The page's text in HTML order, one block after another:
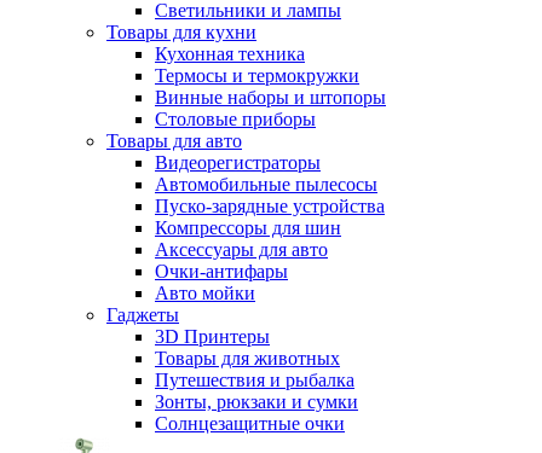
Светильники и лампы
Товары для кухни
Кухонная техника
Термосы и термокружки
Винные наборы и штопоры
Столовые приборы
Товары для авто
Видеорегистраторы
Автомобильные пылесосы
Пуско-зарядные устройства
Компрессоры для шин
Аксессуары для авто
Очки-антифары
Авто мойки
Гаджеты
3D Принтеры
Товары для животных
Путешествия и рыбалка
Зонты, рюкзаки и сумки
Солнцезащитные очки